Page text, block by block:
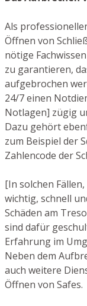
Als
Öffnen von
nötige
zu garantieren,
aufgebrochen
24/7 einen
Notlagen] zügig
Dazu gehört
zum Beispiel der
Zahlencode der
[In solchen
wichtig, schnell
Schäden am
sind dafür
Erfahrung im
Neben dem
auch weitere
Öffnen von Safes.